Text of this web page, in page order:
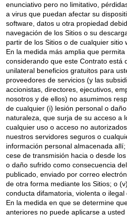
enunciativo pero no limitativo,
a virus que puedan afectar su
software, datos u otra propiedad
navegación de los Sitios o su
partir de los Sitios o de cualquier sitio
En la medida más amplia que
considerando que este Contrato está
unilateral beneficios gratuitos para
proveedores de servicios (y las
accionistas, directores, ejecutivos,
nosotros y de ellos) no asumimos
de cualquier (i) lesión personal o
naturaleza, que surja de su acceso a
cualquier uso o acceso no
nuestros servidores seguros o
información personal almacenada
cese de transmisión hacia o desde
o daño sufrido como consecuencia
publicado, enviado por correo
de otra forma mediante los Sitios; o
conducta difamatoria, violenta o ilegal
En la medida en que se determine
anteriores no puede aplicarse a